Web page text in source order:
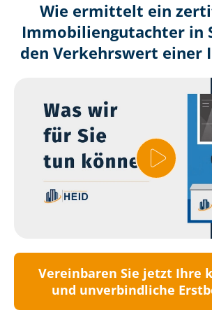
Wie ermittelt ein
Immobilien­gutachter in
den Verkehrswert einer
Vereinbaren Sie jetzt Ihre
und unverbindliche